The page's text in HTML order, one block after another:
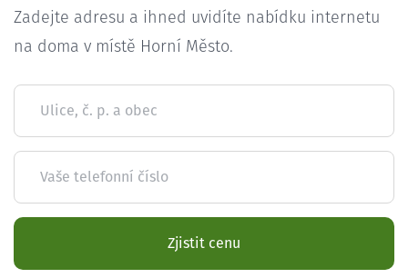
Zadejte adresu a ihned uvidíte nabídku internetu
na doma v místě Horní Město.
Ulice, č. p. a obec
Vaše telefonní číslo
Zjistit cenu